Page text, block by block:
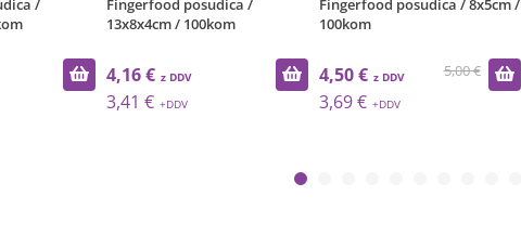
/
Fingerfood posudica /
13x8x4cm / 100kom
4,16 €
3,41 €
Fingerfood posudica / 8x5cm /
100kom
5,00 €
4,50 €
3,69 €